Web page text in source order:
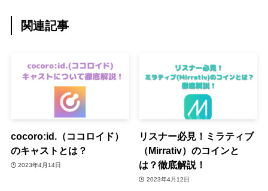
関連記事
cocoro:id.（ココロイド）
のキャストとは？
2023年4月14日
リスナー必見！ミラティブ
（Mirrativ）のコインと
は？徹底解説！
2023年4月12日